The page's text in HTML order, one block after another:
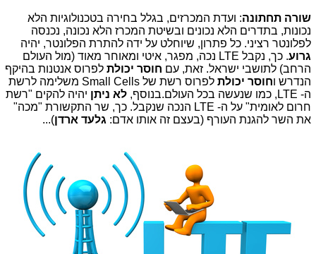
שורה תחתונה: ועדת המכרזים, בגלל בחירה בטכנולוגיות הלא
נכונות, בתדרים הלא נכונים ובשיטת המכרז הלא נכונה, נכנסה
לפלונטר רציני. כל פתרון, שיוחלט על ידה להתרת הפלונטר, יהיה
גרוע
. כך, נקבל LTE נכה, מפגר, איטי ומאוחר מאוד (מול העולם
הרחב) לתושבי ישראל. זאת, עם חוסר יכולת לפרוס אנטנות בהיקף
הנדרש וחוסר יכולת
לפרוס רשת של Small Cells משלימה לרשת
ה- LTE, כמו שנעשה בכל העולם.בנוסף,
לא ניתן יהיה להקים "רשת
חרום לאומית" על ה- LTE הנכה שנקבל. כך, שר התקשורת "מכה"
את השר להגנת העורף (בעצם זה אותו אדם: גלעד ארדן)...